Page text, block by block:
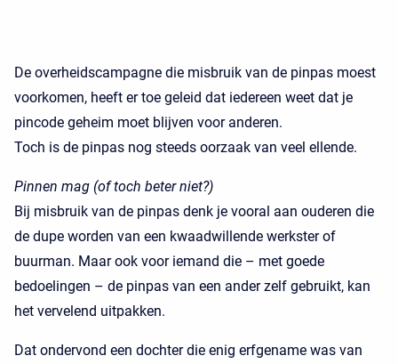
De overheidscampagne die misbruik van de pinpas moest
voorkomen, heeft er toe geleid dat iedereen weet dat je
pincode geheim moet blijven voor anderen.
Toch is de pinpas nog steeds oorzaak van veel ellende.
Pinnen mag (of toch beter niet?)
Bij misbruik van de pinpas denk je vooral aan ouderen die
de dupe worden van een kwaadwillende werkster of
buurman. Maar ook voor iemand die – met goede
bedoelingen – de pinpas van een ander zelf gebruikt, kan
het vervelend uitpakken.
Dat ondervond een dochter die enig erfgename was van